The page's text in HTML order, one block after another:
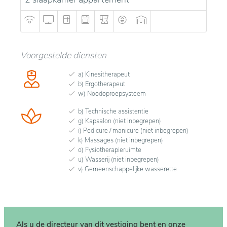
Voorgestelde diensten
a) Kinesitherapeut
b) Ergotherapeut
w) Noodoproepsysteem
b) Technische assistentie
g) Kapsalon (niet inbegrepen)
i) Pedicure / manicure (niet inbegrepen)
k) Massages (niet inbegrepen)
o) Fysiotherapieruimte
u) Wasserij (niet inbegrepen)
v) Gemeenschappelijke wasserette
Als u de directeur van dit vestiging bent en onze